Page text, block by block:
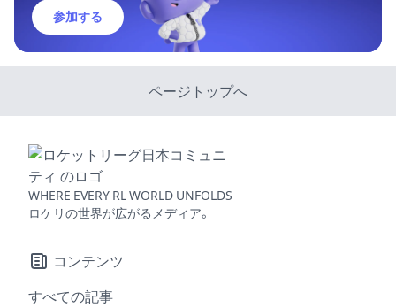
参加する
ページトップへ
WHERE EVERY RL WORLD UNFOLDS
ロケリの世界が広がるメディア。
コンテンツ
すべての記事